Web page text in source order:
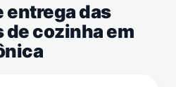
entrega das
de cozinha em